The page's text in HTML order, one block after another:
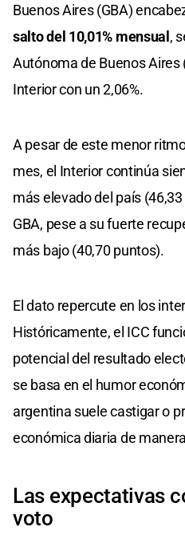
Buenos Aires (GBA)
salto del 10,01% mensual,
Autónoma de Buenos Aires
Interior con un 2,06%.
A pesar de este menor
mes, el Interior continúa
más elevado del país
GBA, pese a su fuerte
más bajo (40,70 puntos).
El dato repercute en los
Históricamente, el ICC
potencial del resultado
se basa en el humor
argentina suele castigar o
económica diaria de
Las expectativas
voto